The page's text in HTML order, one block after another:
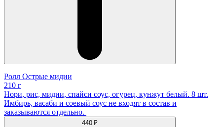
Ролл Острые мидии
210 г
Нори, рис, мидии, спайси соус, огурец, кунжут белый. 8 шт.
Имбирь, васаби и соевый соус не входят в состав и
заказываются отдельно.
440 ₽